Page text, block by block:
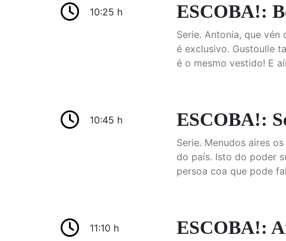
10:25 h ESCOBA!:
Serie. Antonia, que
é exclusivo. Gustoulle
é o mesmo vestido! E
10:45 h ESCOBA!:
Serie. Menudos aires
do país. Isto do poder
persoa coa que pode
11:10 h ESCOBA!: